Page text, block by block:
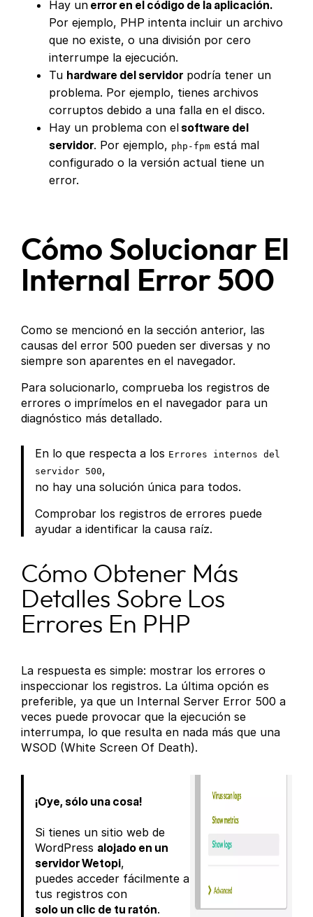
Hay un error en el código de la aplicación.
Por ejemplo, PHP intenta incluir un archivo
que no existe, o una división por cero
interrumpe la ejecución.
Tu hardware del servidor podría tener un
problema. Por ejemplo, tienes archivos
corruptos debido a una falla en el disco.
Hay un problema con el software del
servidor. Por ejemplo, php-fpm está mal
configurado o la versión actual tiene un
error.
Cómo Solucionar El
Internal Error 500
Como se mencionó en la sección anterior, las
causas del error 500 pueden ser diversas y no
siempre son aparentes en el navegador.
Para solucionarlo, comprueba los registros de
errores o imprímelos en el navegador para un
diagnóstico más detallado.
En lo que respecta a los Errores internos del
servidor 500,
no hay una solución única para todos.
Comprobar los registros de errores puede
ayudar a identificar la causa raíz.
Cómo Obtener Más
Detalles Sobre Los
Errores En PHP
La respuesta es simple: mostrar los errores o
inspeccionar los registros. La última opción es
preferible, ya que un Internal Server Error 500 a
veces puede provocar que la ejecución se
interrumpa, lo que resulta en nada más que una
WSOD (White Screen Of Death).
¡Oye, sólo una cosa!
Si tienes un sitio web de
WordPress alojado en un
servidor Wetopi,
puedes acceder fácilmente a
tus registros con
solo un clic de tu ratón.